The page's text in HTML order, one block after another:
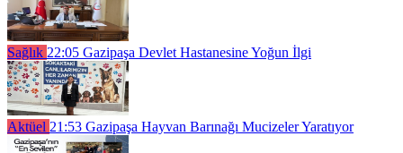
Sağlık 22:05 Gazipaşa Devlet Hastanesine Yoğun İlgi
Aktüel 21:53 Gazipaşa Hayvan Barınağı Mucizeler Yaratıyor